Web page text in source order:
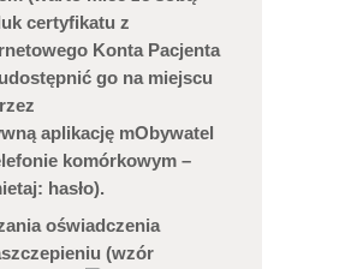
certyfikatu z
Konta Pacjenta
go na miejscu
aplikację mObywatel
komórkowym –
hasło).
oświadczenia
(wzór